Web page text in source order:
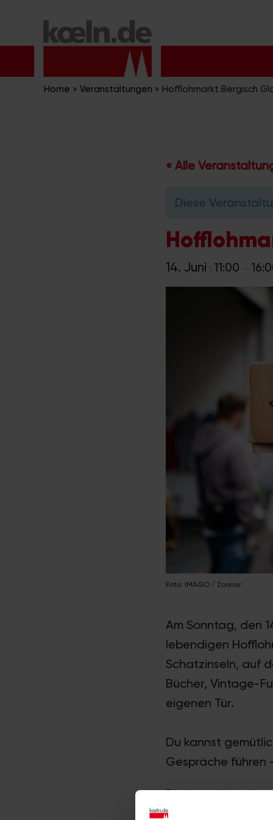
Inhalt
Home » Veranstaltungen » Hofflohmarkt Bergisch
« Alle
Diese
14. Juni 11:00
Foto: IMAGO / Zoonar
Am Sonntag, den
lebendigen
Schatzinseln, auf
Bücher, Vintage-
eigenen Tür.
Du kannst
Gespräche führen
Dieinteraktive
dort zu finden gibt.